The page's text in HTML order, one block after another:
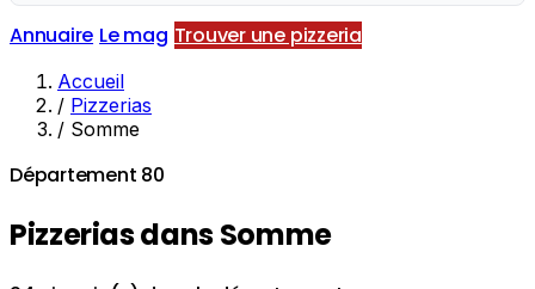
Annuaire Le mag Trouver une pizzeria
Accueil
/ Pizzerias
/ Somme
Département 80
Pizzerias dans Somme